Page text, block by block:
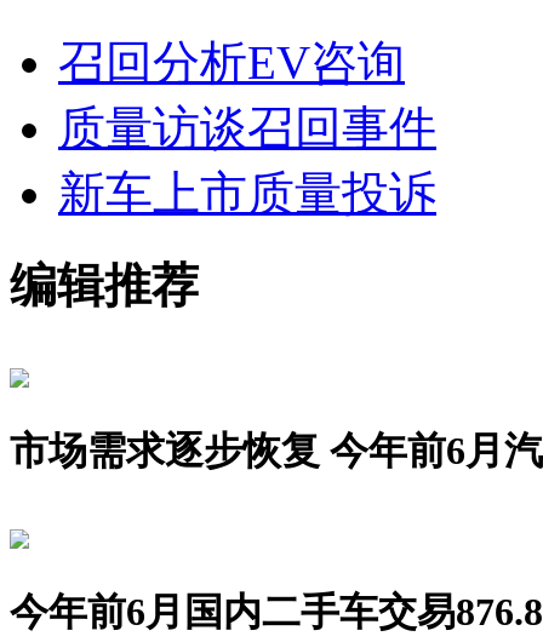
召回分析EV咨询
质量访谈召回事件
新车上市质量投诉
编辑推荐
市场需求逐步恢复 今年前6月
今年前6月国内二手车交易